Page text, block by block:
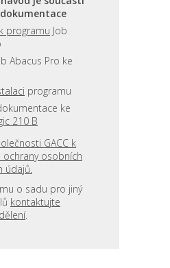
programu Job
Abacus Pro ke
programu
ke
210 B
GACC k
osobních
údajů.
o sadu pro jiný
kontaktujte
.